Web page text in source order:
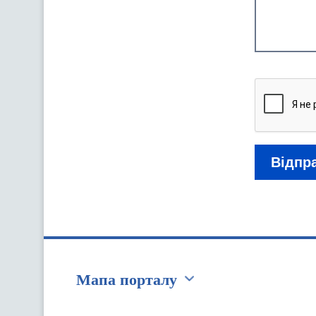
Капча
Мапа порталу